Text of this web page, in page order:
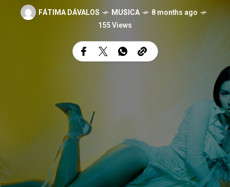
FÁTIMA DÁVALOS MUSICA
8 months ago
155 Views